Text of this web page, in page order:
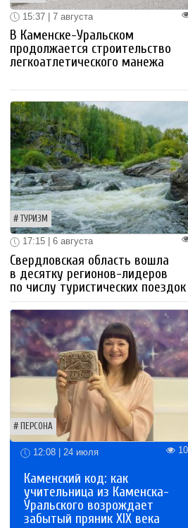
15:37 | 7 августа
В Каменске-Уральском
продолжается строительство
легкоатлетического манежа
ТУРИЗМ
17:15 | 6 августа
Свердловская область вошла
в десятку регионов-лидеров
по числу туристических поездок
ПЕРСОНА
12:08 | 24 июля
Каменский код: как
учительница из Каменска-
Уральского возрождает
забытый пряник XIX века